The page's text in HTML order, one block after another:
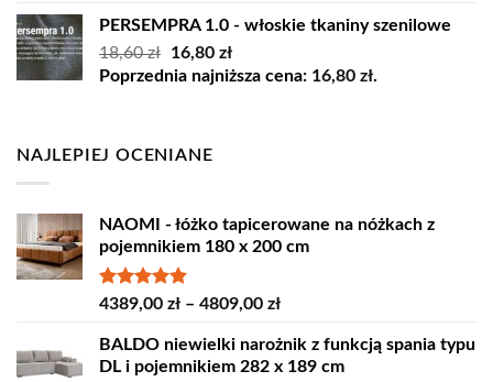
PERSEMPRA 1.0 - włoskie tkaniny szenilowe
18,60zł
Pierwotna
cena
16,80 złAktualna
cena
Poprzednia najniższa cena: 16,80 zł.
NAJLEPIEJ OCENIANE
NAOMI - łóżko tapicerowane na nóżkach z
pojemnikiem 180 x 200 cm
Oceniono
4389,00 zł – 4809,00 złZakres
od
4389,00 zł
BALDO niewielki narożnik z funkcją spania typu
DL i pojemnikiem 282 x 189 cm